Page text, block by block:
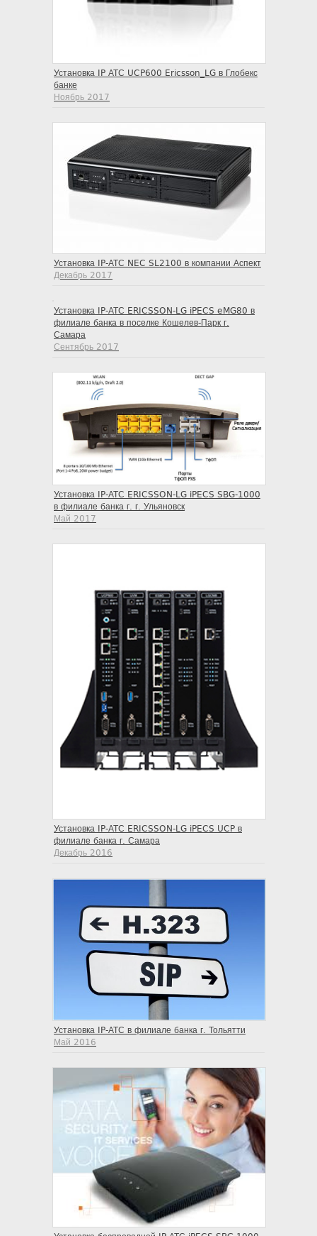
Установка IP АТС UCP600 Ericsson_LG в Глобекс
банке
Ноябрь 2017
Установка IP-АТС NEC SL2100 в компании Аспект
Декабрь 2017
Установка IP-АТС ERICSSON-LG iPECS eMG80 в
филиале банка в поселке Кошелев-Парк г.
Самара
Сентябрь 2017
Установка IP-АТС ERICSSON-LG iPECS SBG-1000
в филиале банка г. г. Ульяновск
Май 2017
Установка IP-АТС ERICSSON-LG iPECS UCP в
филиале банка г. Самара
Декабрь 2016
Установка IP-АТС в филиале банка г. Тольятти
Май 2016